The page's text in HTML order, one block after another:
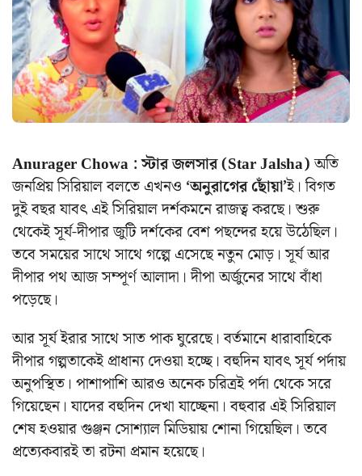
Anurager Chowa : স্টার জলসার (Star Jalsha)অতি
জনপ্রিয় সিরিয়াল বলতে এখনও ‘অনুরাগের ছোঁয়া’ই। বিগত
দুই বছর যাবৎ এই সিরিয়াল দর্শকমনে রাজত্ব করছে। শুরু
থেকেই সূর্য-দীপার জুটি দর্শকের বেশ পছন্দের হয়ে উঠেছিল।
তবে সময়ের সাথে সাথে গল্পে এসেছে নতুন মোড়। সূর্য আর
দীপার পথ আজ সম্পূর্ণ আলাদা। দীপা অর্জুনের সাথে বাঁধা
পড়েছে।
আর সূর্য ইরার সাথে সাত পাক ঘুরেছে। বর্তমানে ধারাবাহিকে
দীপার গল্পতাকেই প্রাধান্য দেওয়া হচ্ছে। বহুদিন যাবৎ সূর্য পর্দায়
অনুপস্থিত। পাশাপাশি আরও অনেক চরিত্রই পর্দা থেকে সরে
গিয়েছেন। যাদের বহুদিন দেখা যাচ্ছেনা। বহুবার এই সিরিয়াল
শেষ হওয়ার গুঞ্জন সোশ্যাল মিডিয়ায় শোনা গিয়েছিল। তবে
প্রত্যেকবারই তা রটনা প্রমান হয়েছে।